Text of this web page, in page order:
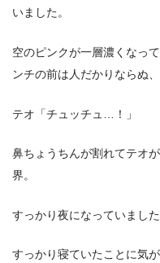
いました。
空のピンクが一層濃くなっ
ンチの前は人だかりならぬ
テオ「チュッチュ…！」
鼻ちょうちんが割れてテオ
界。
すっかり夜になっていまし
すっかり寝ていたことに気